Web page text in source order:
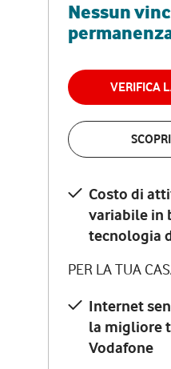
Nessun
VERIFICA
Costo di
variabile in
tecnologia
PER LA TUA
Internet
la migliore
Vodafone
RETE
PER LA
la